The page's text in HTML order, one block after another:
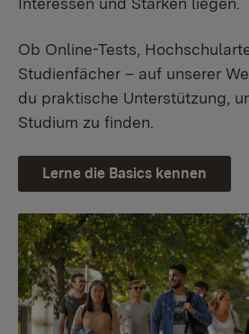
Ob Online-Tests,
Studienfächer – auf unserer
du praktische Unterstützung,
Studium zu finden.
Lerne die Basics kennen